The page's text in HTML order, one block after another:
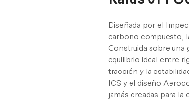
Diseñada por el
carbono compuesto,
Construida sobre una
equilibrio ideal entre
tracción y la
ICS y el diseño
jamás creadas para la